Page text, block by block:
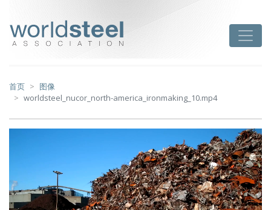
首页
图像
worldsteel_nucor_north-america_ironmaking_10.mp4